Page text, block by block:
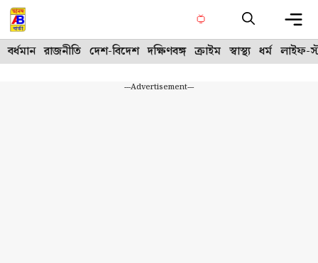
Skip
to
content
বর্ধমান রাজনীতি দেশ-বিদেশ দক্ষিণবঙ্গ ক্রাইম স্বাস্থ্য ধর্ম লাইফ-
---Advertisement---